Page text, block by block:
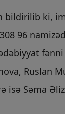
bildirilib ki,
96
Ruslan
isə Səma